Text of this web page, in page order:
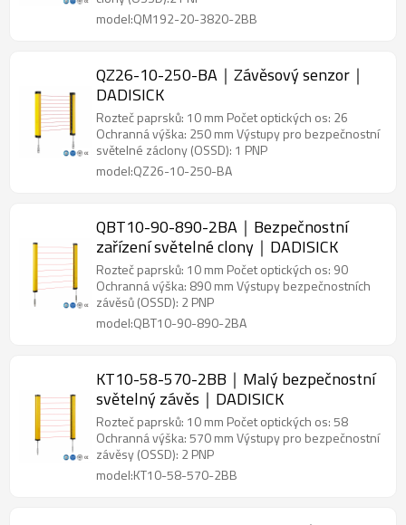
model:QM192-20-3820-2BB
QZ26-10-250-BA｜Závěsový senzor｜
DADISICK
Rozteč paprsků: 10 mm Počet optických os: 26
Ochranná výška: 250 mm Výstupy pro bezpečnostní
světelné záclony (OSSD): 1 PNP
model:QZ26-10-250-BA
QBT10-90-890-2BA｜Bezpečnostní
zařízení světelné clony｜DADISICK
Rozteč paprsků: 10 mm Počet optických os: 90
Ochranná výška: 890 mm Výstupy bezpečnostních
závěsů (OSSD): 2 PNP
model:QBT10-90-890-2BA
KT10-58-570-2BB｜Malý bezpečnostní
světelný závěs｜DADISICK
Rozteč paprsků: 10 mm Počet optických os: 58
Ochranná výška: 570 mm Výstupy pro bezpečnostní
závěsy (OSSD): 2 PNP
model:KT10-58-570-2BB